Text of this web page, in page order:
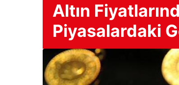
Altın
Piyasalardaki